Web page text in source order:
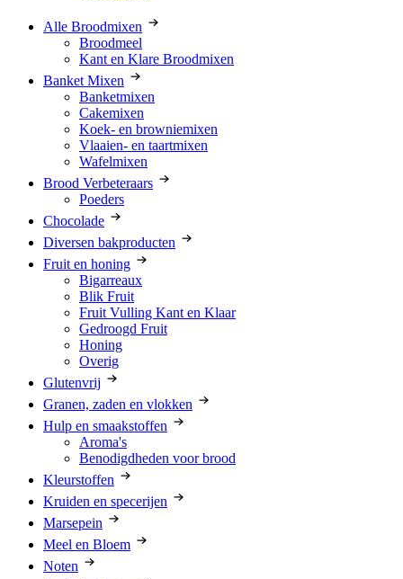
Alle Broodmixen
Broodmeel
Kant en Klare Broodmixen
Banket Mixen
Banketmixen
Cakemixen
Koek- en browniemixen
Vlaaien- en taartmixen
Wafelmixen
Brood Verbeteraars
Poeders
Chocolade
Diversen bakproducten
Fruit en honing
Bigarreaux
Blik Fruit
Fruit Vulling Kant en Klaar
Gedroogd Fruit
Honing
Overig
Glutenvrij
Granen, zaden en vlokken
Hulp en smaakstoffen
Aroma's
Benodigdheden voor brood
Kleurstoffen
Kruiden en specerijen
Marsepein
Meel en Bloem
Noten